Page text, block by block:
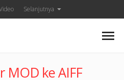
Selanjutnya
MOD ke AIFF